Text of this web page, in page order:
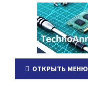
ОТКРЫТЬ МЕНЮ